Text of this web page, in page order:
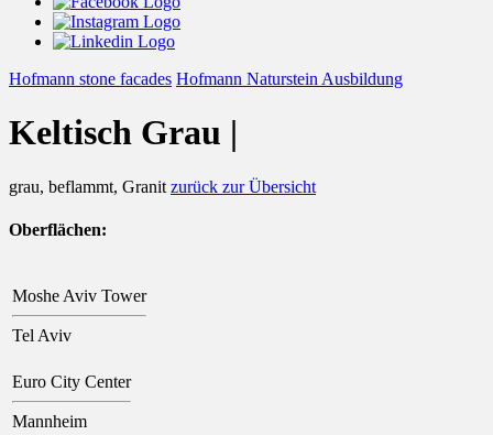
Hofmann stone facades Hofmann Naturstein Ausbildung
Keltisch Grau |
grau, beflammt, Granit zurück zur Übersicht
Oberflächen:
Moshe Aviv Tower
Tel Aviv
Euro City Center
Mannheim